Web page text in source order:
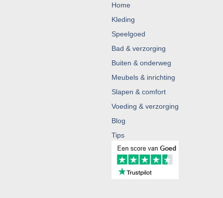
Home
Kleding
Speelgoed
Bad & verzorging
Buiten & onderweg
Meubels & inrichting
Slapen & comfort
Voeding & verzorging
Blog
Tips